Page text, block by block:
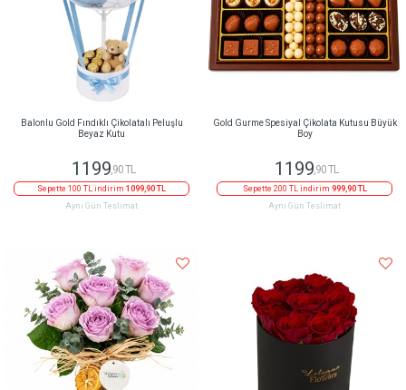
Balonlu Gold Fındıklı Çikolatalı Peluşlu
Beyaz Kutu
1199,90 TL
Sepette 100 TL indirim 1099,90 TL
Aynı Gün Teslimat
Gold Gurme Spesiyal Çikolata Kutusu Büyük
Boy
1199,90 TL
Sepette 200 TL indirim 999,90 TL
Aynı Gün Teslimat